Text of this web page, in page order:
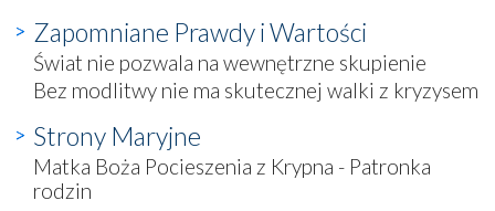
Zapomniane Prawdy i Wartości
Świat nie pozwala na wewnętrzne skupienie
Bez modlitwy nie ma skutecznej walki z kryzysem
Strony Maryjne
Matka Boża Pocieszenia z Krypna - Patronka
rodzin